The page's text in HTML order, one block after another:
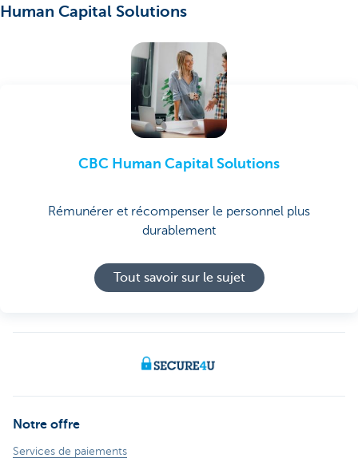
Human Capital Solutions
CBC Human Capital Solutions
Rémunérer et récompenser le personnel plus
durablement
Tout savoir sur le sujet
Notre offre
Services de paiements